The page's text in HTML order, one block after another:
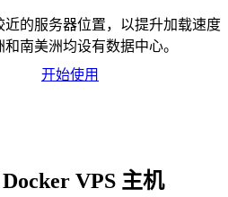
近的服务器位置，以提升加载速度
南美洲均设有数据中心。
开始使用
VPS 主机